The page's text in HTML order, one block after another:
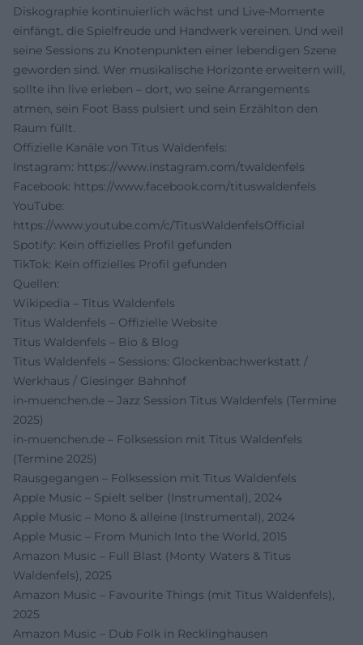
Diskographie kontinuierlich wächst und Live-Momente
einfängt, die Spielfreude und Handwerk vereinen. Und weil
seine Sessions zu Knotenpunkten einer lebendigen Szene
geworden sind. Wer musikalische Horizonte erweitern will,
sollte ihn live erleben – dort, wo seine Arrangements
atmen, sein Foot Bass pulsiert und sein Erzählton den
Raum füllt.
Offizielle Kanäle von Titus Waldenfels:
Instagram: https://www.instagram.com/twaldenfels
Facebook: https://www.facebook.com/tituswaldenfels
YouTube:
https://www.youtube.com/c/TitusWaldenfelsOfficial
Spotify: Kein offizielles Profil gefunden
TikTok: Kein offizielles Profil gefunden
Quellen:
Wikipedia – Titus Waldenfels
Titus Waldenfels – Offizielle Website
Titus Waldenfels – Bio & Blog
Titus Waldenfels – Sessions: Glockenbachwerkstatt /
Werkhaus / Giesinger Bahnhof
in-muenchen.de – Jazz Session Titus Waldenfels (Termine
2025)
in-muenchen.de – Folksession mit Titus Waldenfels
(Termine 2025)
Rausgegangen – Folksession mit Titus Waldenfels
Apple Music – Spielt selber (Instrumental), 2024
Apple Music – Mono & alleine (Instrumental), 2024
Apple Music – From Munich Into the World, 2015
Amazon Music – Full Blast (Monty Waters & Titus
Waldenfels), 2025
Amazon Music – Favourite Things (mit Titus Waldenfels),
2025
Amazon Music – Dub Folk in Recklinghausen